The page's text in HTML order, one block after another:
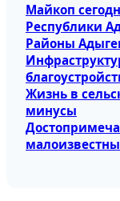
Майкоп
Республики
Районы
Жизнь в
минусы